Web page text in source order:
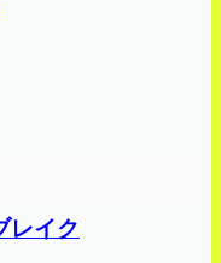
レイク